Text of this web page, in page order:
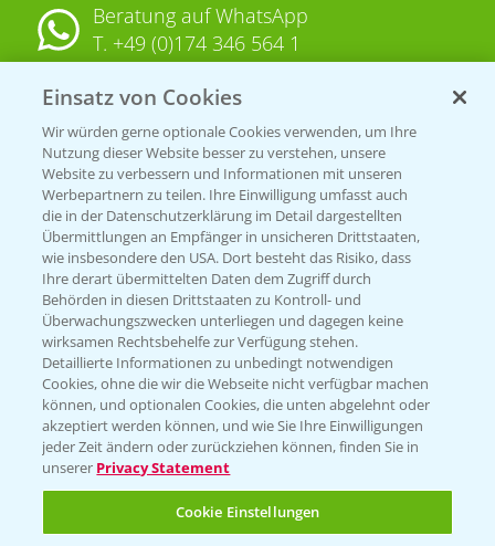
Beratung auf WhatsApp
T. +49 (0)174 346 564 1
KONTAKT
Hilfe in Notfällen
T.+49 (0)214/30-20220
Folgen Sie uns
Einsatz von Cookies
Wir würden gerne optionale Cookies verwenden, um Ihre
Nutzung dieser Website besser zu verstehen, unsere
Website zu verbessern und Informationen mit unseren
Werbepartnern zu teilen. Ihre Einwilligung umfasst auch
die in der Datenschutzerklärung im Detail dargestellten
Übermittlungen an Empfänger in unsicheren Drittstaaten,
wie insbesondere den USA. Dort besteht das Risiko, dass
Ihre derart übermittelten Daten dem Zugriff durch
Behörden in diesen Drittstaaten zu Kontroll- und
Überwachungszwecken unterliegen und dagegen keine
wirksamen Rechtsbehelfe zur Verfügung stehen.
Detaillierte Informationen zu unbedingt notwendigen
Cookies, ohne die wir die Webseite nicht verfügbar machen
können, und optionalen Cookies, die unten abgelehnt oder
akzeptiert werden können, und wie Sie Ihre Einwilligungen
jeder Zeit ändern oder zurückziehen können, finden Sie in
unserer Privacy Statement
Cookie Einstellungen